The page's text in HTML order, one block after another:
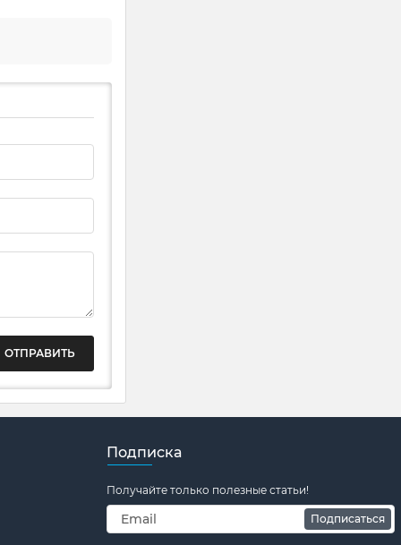
ОТПРАВИТЬ
Подписка
Получайте только полезные статьи!
Подписаться